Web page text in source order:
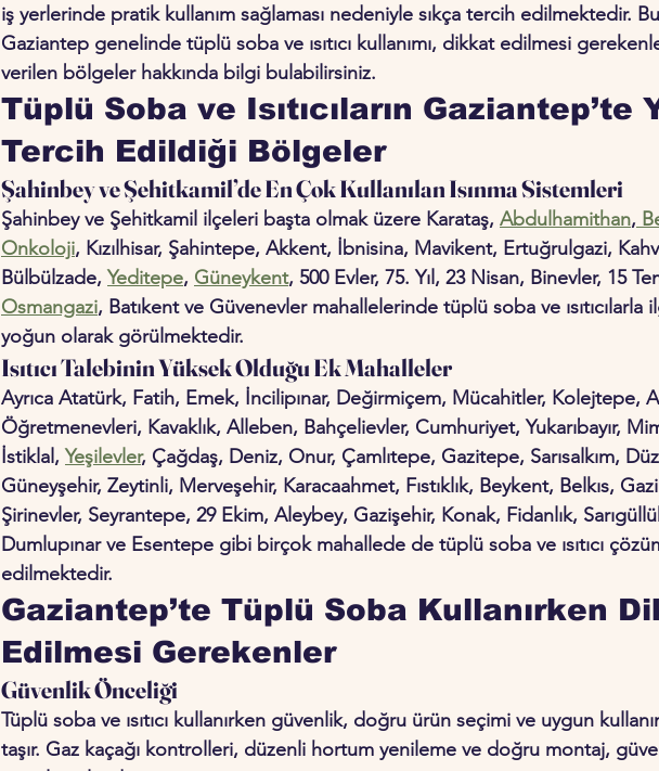
iş yerlerinde pratik kullanım sağlaması nedeniyle sıkça tercih edilmektedir. Bu
Gaziantep genelinde tüplü soba ve ısıtıcı kullanımı, dikkat edilmesi
verilen bölgeler hakkında bilgi bulabilirsiniz.
Tüplü Soba ve Isıtıcıların Gaziantep’te
Tercih Edildiği Bölgeler
Şahinbey ve Şehitkamil’de En Çok Kullanılan Isınma Sistemleri
Şahinbey ve Şehitkamil ilçeleri başta olmak üzere Karataş, Abdulhamithan,
Onkoloji, Kızılhisar, Şahintepe, Akkent, İbnisina, Mavikent, Ertuğrulgazi,
Bülbülzade, Yeditepe, Güneykent, 500 Evler, 75. Yıl, 23 Nisan, Binevler, 15
Osmangazi, Batıkent ve Güvenevler mahallelerinde tüplü soba ve ısıtıcılarla
yoğun olarak görülmektedir.
Isıtıcı Talebinin Yüksek Olduğu Ek Mahalleler
Ayrıca Atatürk, Fatih, Emek, İncilipınar, Değirmiçem, Mücahitler, Kolejtepe,
Öğretmenevleri, Kavaklık, Alleben, Bahçelievler, Cumhuriyet, Yukarıbayır,
İstiklal, Yeşilevler, Çağdaş, Deniz, Onur, Çamlıtepe, Gazitepe, Sarısalkım,
Güneyşehir, Zeytinli, Merveşehir, Karacaahmet, Fıstıklık, Beykent, Belkıs,
Şirinevler, Seyrantepe, 29 Ekim, Aleybey, Gazişehir, Konak, Fidanlık,
Dumlupınar ve Esentepe gibi birçok mahallede de tüplü soba ve ısıtıcı
edilmektedir.
Gaziantep’te Tüplü Soba Kullanırken
Edilmesi Gerekenler
Güvenlik Önceliği
Tüplü soba ve ısıtıcı kullanırken güvenlik, doğru ürün seçimi ve uygun
taşır. Gaz kaçağı kontrolleri, düzenli hortum yenileme ve doğru montaj,